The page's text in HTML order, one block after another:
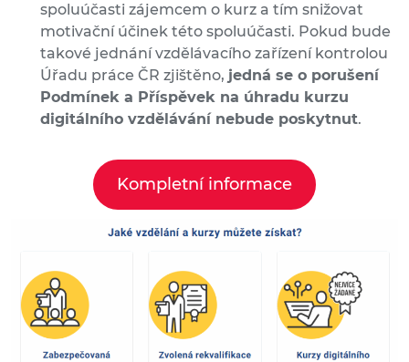
spoluúčasti zájemcem o kurz a tím snižovat
motivační účinek této spoluúčasti. Pokud bude
takové jednání vzdělávacího zařízení kontrolou
Úřadu práce ČR zjištěno, jedná se o porušení
Podmínek a Příspěvek na úhradu kurzu
digitálního vzdělávání nebude poskytnut.
Kompletní informace